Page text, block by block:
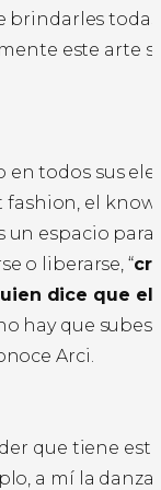
brindarles todas
este arte
todos sus
fashion, el
espacio para
o liberarse, “
dice que el
hay que
Arci.
que tiene
a mí la danza